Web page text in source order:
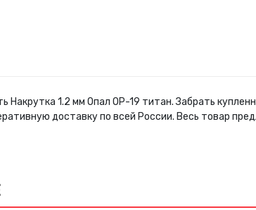
Накрутка 1.2 мм Опал ОР-19 титан. Забрать
доставку по всей России. Весь товар